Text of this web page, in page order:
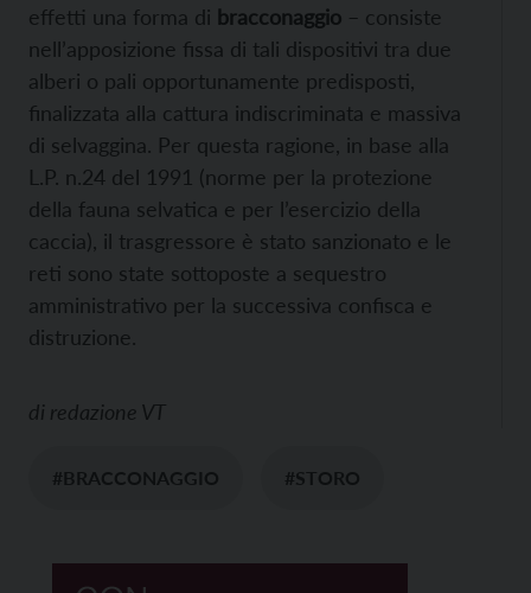
effetti una forma di bracconaggio – consiste
nell’apposizione fissa di tali dispositivi tra due
alberi o pali opportunamente predisposti,
finalizzata alla cattura indiscriminata e massiva
di selvaggina. Per questa ragione, in base alla
L.P. n.24 del 1991 (norme per la protezione
della fauna selvatica e per l’esercizio della
caccia), il trasgressore è stato sanzionato e le
reti sono state sottoposte a sequestro
amministrativo per la successiva confisca e
distruzione.
di redazione VT
#BRACCONAGGIO #STORO